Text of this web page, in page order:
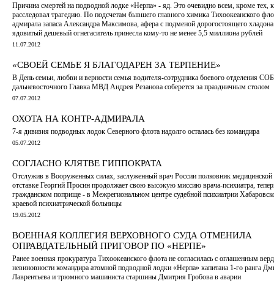
Причина смертей на подводной лодке «Нерпа» - яд. Это очевидно всем, кроме тех,
расследовал трагедию. По подсчетам бывшего главного химика Тихоокеанского
адмирала запаса Александра Максимова, афера с подменой дорогостоящего
ядовитый дешевый огнегаситель принесла кому-то не менее 5,5 миллиона рублей
11.07.2012
«СВОЕЙ СЕМЬЕ Я БЛАГОДАРЕН ЗА ТЕРПЕНИЕ»
В День семьи, любви и верности семья водителя-сотрудника боевого отделения
дальневосточного Главка МВД Андрея Резанова соберется за праздничным столом
07.07.2012
ОХОТА НА КОНТР-АДМИРАЛА
7-я дивизия подводных лодок Северного флота надолго осталась без командира
05.07.2012
СОГЛАСНО КЛЯТВЕ ГИППОКРАТА
Отслужив в Вооруженных силах, заслуженный врач России полковник
отставке Георгий Просин продолжает свою высокую миссию врача-психиатра,
гражданском поприще - в Межрегиональном центре судебной психиатрии
краевой психиатрической больницы
19.05.2012
ВОЕННАЯ КОЛЛЕГИЯ ВЕРХОВНОГО СУДА ОТМЕНИЛА
ОПРАВДАТЕЛЬНЫЙ ПРИГОВОР ПО «НЕРПЕ»
Ранее военная прокуратура Тихоокеанского флота не согласилась с оглашенным
невиновности командира атомной подводной лодки «Нерпа» капитана 1-го ранга
Лаврентьева и трюмного машиниста старшины Дмитрия Гробова в аварии